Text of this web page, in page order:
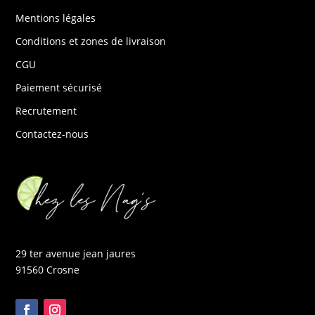
Mentions légales
Conditions et zones de livraison
CGU
Paiement sécurisé
Recrutement
Contactez-nous
29 ter avenue jean jaures
91560 Crosne